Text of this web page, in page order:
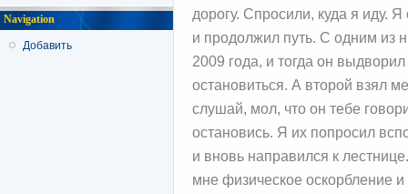
дорогу. Спросили, куда я иду.
и продолжил путь. С одним из
2009 года, и тогда он
остановиться. А второй взял
слушай, мол, что он тебе
остановись. Я их попросил
и вновь направился к
мне физическое оскорбление
Navigation
Добавить